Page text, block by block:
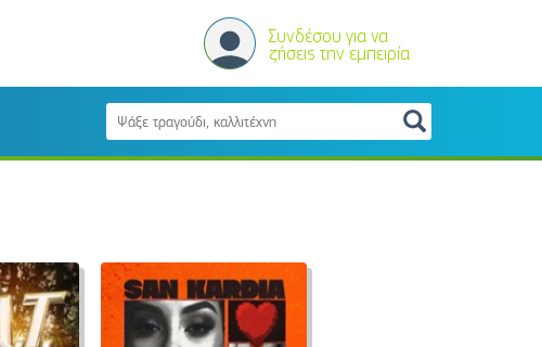
Συνδέσου για να
ζήσεις την εμπειρία